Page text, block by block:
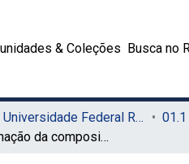
& Coleções Busca no
01. Universidade Federal Rural de Pernambuco - UFRPE (Sede)
Determinação da composição química do óleo essencial e substâncias voláteis das flores Bauhinia variegata L